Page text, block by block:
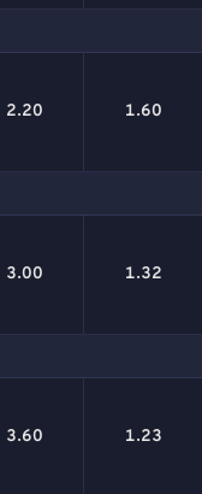
2.20 1.60
3.00 1.32
3.60 1.23